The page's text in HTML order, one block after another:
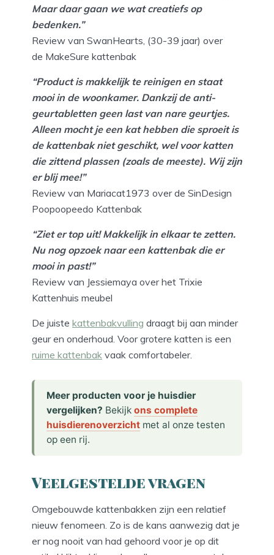
Maar daar gaan we wat creatiefs op
bedenken.”
Review van SwanHearts, (30-39 jaar) over
de MakeSure kattenbak
“Product is makkelijk te reinigen en staat
mooi in de woonkamer. Dankzij de anti-
geurtabletten geen last van nare geurtjes.
Alleen mocht je een kat hebben die sproeit is
de kattenbak niet geschikt, wel voor katten
die zittend plassen (zoals de meeste). Wij zijn
er blij mee!”
Review van Mariacat1973 over de SinDesign
Poopoopeedo Kattenbak
“Ziet er top uit! Makkelijk in elkaar te zetten.
Nu nog opzoek naar een kattenbak die er
mooi in past!”
Review van Jessiemaya over het Trixie
Kattenhuis meubel
De juiste kattenbakvulling draagt bij aan minder
geur en onderhoud. Voor grotere katten is een
ruime kattenbak vaak comfortabeler.
Meer producten voor je huisdier
vergelijken? Bekijk ons complete
huisdierenoverzicht met al onze testen
op een rij.
Veelgestelde vragen
Omgebouwde kattenbakken zijn een relatief
nieuw fenomeen. Zo is de kans aanwezig dat je
er nog nooit van had gehoord voor je op dit